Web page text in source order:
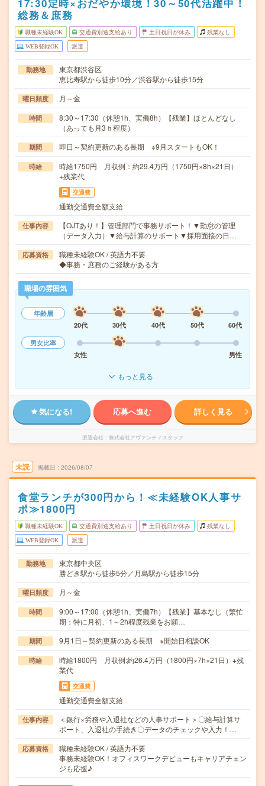
17:30定時×おだやか環境！30～50代活躍中！
総務＆庶務
職種未経験OK 交通費別途支給あり 土日祝日が休み 残業なし
WEB登録OK 派遣
勤務地
東京都渋谷区
恵比寿駅から徒歩10分／渋谷駅から徒歩15分
曜日頻度 月～金
時間
8:30～17:30（休憩1h、実働8h）【残業】ほとんどなし
（あっても月3ｈ程度）
期間 即日～契約更新のある長期 ※9月スタートもOK！
時給
時給1750円 月収例：約29.4万円（1750円×8h×21日）
+残業代
交通費
通勤交通費全額支給
仕事内容
【OJTあり！】管理部門で事務サポート！▼勤怠の管理
（データ入力）▼給与計算のサポート▼採用面接の日…
応募資格
職種未経験OK / 英語力不要
◆事務・庶務のご経験がある方
職場の雰囲気
年齢層
20代
30代 40代 50代
60代
男女比率
女性
男性
もっと見る
気になる! 応募へ進む 詳しく見る
派遣会社 株式会社アヴァンティスタッフ
未読 掲載日 2026/08/07
食堂ランチが300円から！≪未経験OK人事サ
ポ≫1800円
職種未経験OK 交通費別途支給あり 土日祝日が休み 残業なし
WEB登録OK 派遣
勤務地
東京都中央区
勝どき駅から徒歩5分／月島駅から徒歩15分
曜日頻度 月～金
時間
9:00～17:00（休憩1h、実働7h）【残業】基本なし（繁忙
期：特に月初、1～2h程度残業をお願…
期間 9月1日～契約更新のある長期 ※開始日相談OK
時給
時給1800円 月収例:約26.4万円（1800円×7h×21日）+残
業代
交通費
通勤交通費全額支給
仕事内容
＜銀行×労務や入退社などの人事サポート＞〇給与計算サ
ポート、入退社の手続き〇データのチェックや入力！…
応募資格
職種未経験OK / 英語力不要
事務未経験OK！オフィスワークデビューもキャリアチェン
ジも応援♪